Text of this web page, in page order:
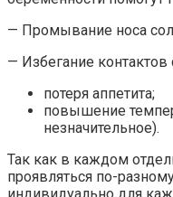
— Промывание носа
— Избегание
потеря аппетита;
повышение
незначительное).
Так как в каждом
проявляться по-